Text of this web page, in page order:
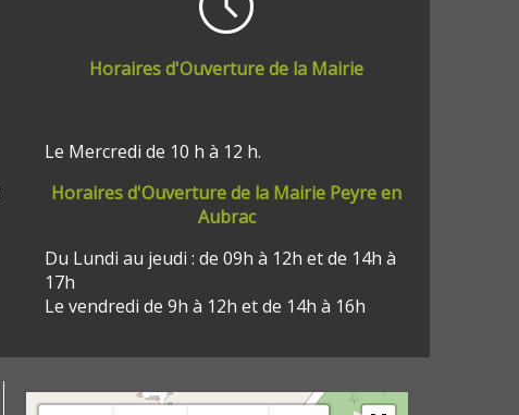
Horaires d'Ouverture de la Mairie
Le Mercredi de 10 h à 12 h.
Horaires d'Ouverture de la Mairie Peyre en
Aubrac
Du Lundi au jeudi : de 09h à 12h et de 14h à
17h
Le vendredi de 9h à 12h et de 14h à 16h